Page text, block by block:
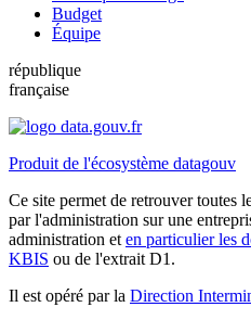
Budget
Équipe
république
française
Produit de l'écosystème datagouv
Ce site permet de retrouver toutes
par l'administration sur une
administration et en particulier les
KBIS ou de l'extrait D1.
Il est opéré par la Direction